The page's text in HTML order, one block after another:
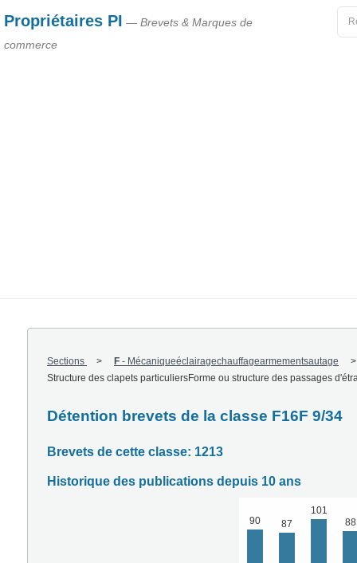
Propriétaires PI — Brevets & Marques de
commerce
Sections F - Mécaniqueéclairagechauffagearmementsautage
Structure des clapets particuliersForme ou structure des passages
Détention brevets de la classe F16F 9/34
Brevets de cette classe: 1213
Historique des publications depuis 10 ans
90 87
101
88